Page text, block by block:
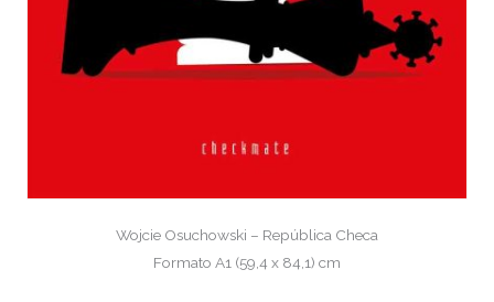
Wojcie Osuchowski – República Checa
Formato A1 (59,4 x 84,1) cm